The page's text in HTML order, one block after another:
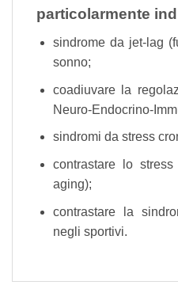
particolarmente
sindrome da jet-lag
sonno;
coadiuvare la
Neuro-Endocrino-
sindromi da stress
contrastare lo
aging);
contrastare la
negli sportivi.